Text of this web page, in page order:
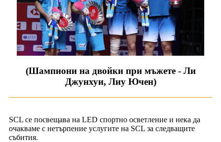
(Шампиони на двойки при мъжете - Ли
Джунхуи, Лиу Ючен)
SCL се посвещава на LED спортно осветление и нека да
очакваме с нетърпение услугите на SCL за следващите
събития.